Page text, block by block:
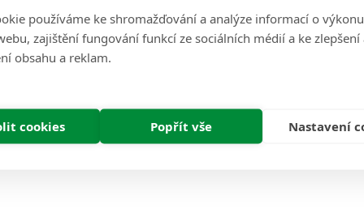
používáme ke shromažďování a analýze informací o
zajištění fungování funkcí ze sociálních médií a ke zlepšení
obsahu a reklam.
cookies Popřít vše Nastavení
(Kyselina Alfa lipoová), 100 mg
podporu pomocí super silné kyseliny lipoové.
Tento doplněk
dalších antioxidantů, jako je vitamin C a vitamin E. Kyselina alfa-
zdravých metabolických funkcí u osob s omezenou stravou.